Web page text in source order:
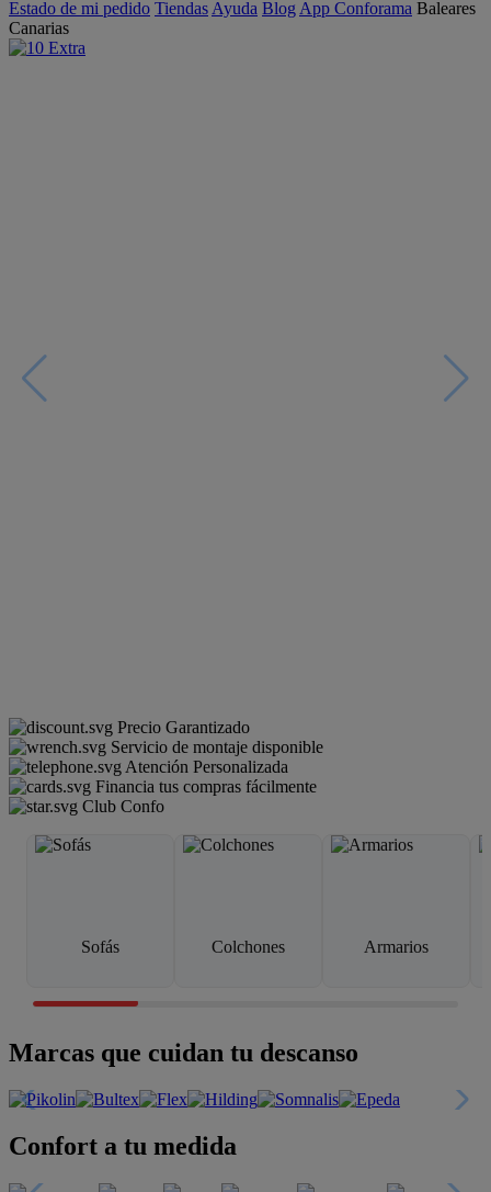
Estado de mi pedido Tiendas Ayuda Blog App Conforama Baleares
Canarias
Precio Garantizado
Servicio de montaje disponible
Atención Personalizada
Financia tus compras fácilmente
Club Confo
Sofás Colchones Armarios
Marcas que cuidan tu descanso
Confort a tu medida